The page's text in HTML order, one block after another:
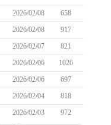
2026/02/08
658
2026/02/08
917
2026/02/07
821
2026/02/06
1026
2026/02/06
697
2026/02/04
818
2026/02/03 972